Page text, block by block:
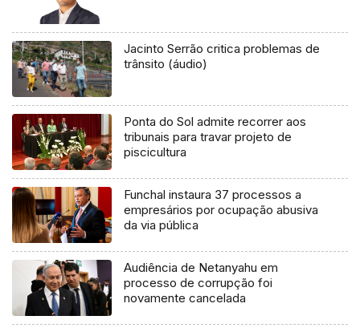
Jacinto Serrão critica problemas de
trânsito (áudio)
Ponta do Sol admite recorrer aos
tribunais para travar projeto de
piscicultura
Funchal instaura 37 processos a
empresários por ocupação abusiva
da via pública
Audiência de Netanyahu em
processo de corrupção foi
novamente cancelada